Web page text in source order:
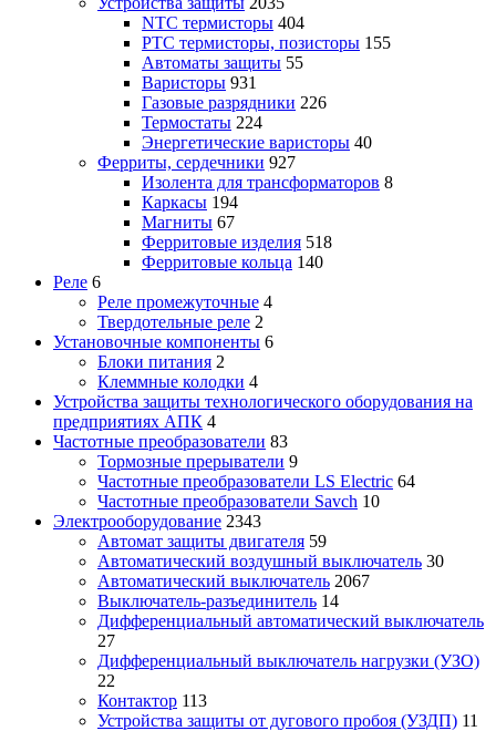
NTC термисторы 404
PTC термисторы, позисторы 155
Автоматы защиты 55
Варисторы 931
Газовые разрядники 226
Термостаты 224
Энергетические варисторы 40
Ферриты, сердечники 927
Изолента для трансформаторов 8
Каркасы 194
Магниты 67
Ферритовые изделия 518
Ферритовые кольца 140
Реле 6
Реле промежуточные 4
Твердотельные реле 2
Установочные компоненты 6
Блоки питания 2
Клеммные колодки 4
Устройства защиты технологического оборудования на
предприятиях АПК 4
Частотные преобразователи 83
Тормозные прерыватели 9
Частотные преобразователи LS Electric 64
Частотные преобразователи Savch 10
Электрооборудование 2343
Автомат защиты двигателя 59
Автоматический воздушный выключатель 30
Автоматический выключатель 2067
Выключатель-разъединитель 14
Дифференциальный автоматический выключатель
27
Дифференциальный выключатель нагрузки (УЗО)
22
Контактор 113
Устройства защиты от дугового пробоя (УЗДП) 11